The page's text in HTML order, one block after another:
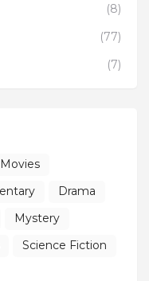
(8)
(77)
(7)
Drama
Mystery
Science Fiction